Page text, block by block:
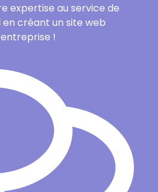
expertise au service de
créant un site web
!